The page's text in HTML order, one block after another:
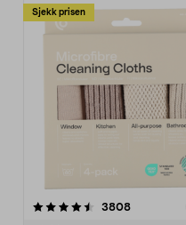
Sjekk prisen
3808
4.5av 5 stjerner